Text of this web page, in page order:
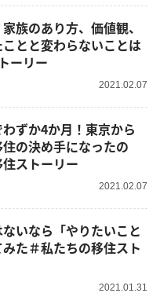
族のあり方、価値観、
とと変わらないことは
ーリー
2021.02.07
ずか4か月！東京から
の決め手になったの
ストーリー
2021.02.07
ないなら「やりたいこと
た＃私たちの移住スト
2021.01.31